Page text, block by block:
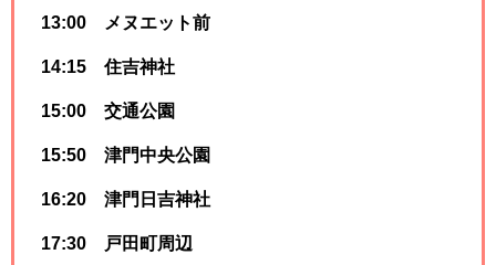
13:00 メヌエット前
14:15 住吉神社
15:00 交通公園
15:50 津門中央公園
16:20 津門日吉神社
17:30 戸田町周辺